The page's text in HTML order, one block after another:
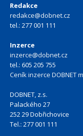
Redakce
redakce@dobnet.cz
tel.: 277 001 111
Inzerce
inzerce@dobnet.cz
tel.: 605 205 755
Ceník inzerce DOBNET
DOBNET, z.s.
Palackého 27
252 29 Dobřichovice
Tel.: 277 001 111